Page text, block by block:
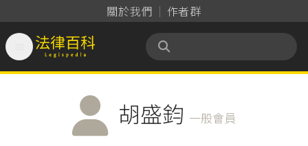
關於我們 作者群
法律百科 Legispedia
胡盛鈞 一般會員